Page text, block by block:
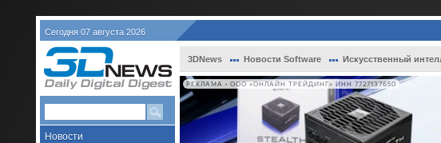
Сегодня 07 августа 2026
Новости
3DNews Новости Software Искусственный
РЕКЛАМА • ООО «ОНЛАЙН ТРЕЙДИНГ» ИНН 7727137650